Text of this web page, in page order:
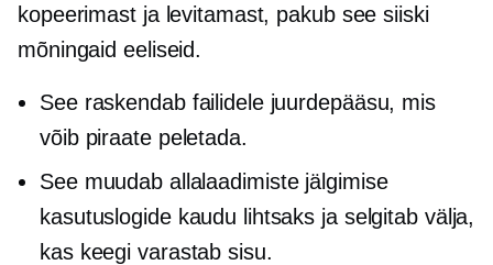
kopeerimast ja levitamast, pakub see siiski
mõningaid eeliseid.
See raskendab failidele juurdepääsu, mis
võib piraate peletada.
See muudab allalaadimiste jälgimise
kasutuslogide kaudu lihtsaks ja selgitab välja,
kas keegi varastab sisu.